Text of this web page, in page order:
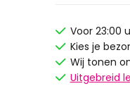
Voor 23:00
Kies je
Wij tonen
Uitgebreid